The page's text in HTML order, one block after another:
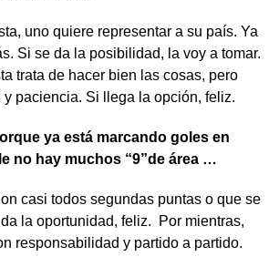
uno quiere representar a su país. Ya
Si se da la posibilidad, la voy a tomar.
trata de hacer bien las cosas, pero
paciencia. Si llega la opción, feliz.
ya está marcando goles en
no hay muchos “9”de área …
casi todos segundas puntas o que se
la oportunidad, feliz. Por mientras,
responsabilidad y partido a partido.